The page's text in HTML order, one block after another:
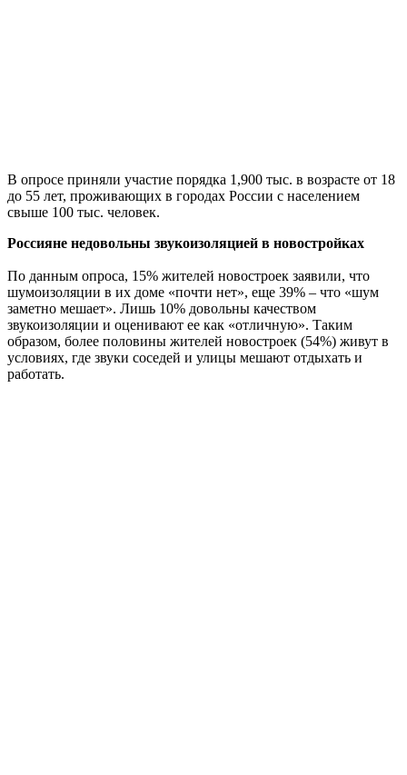
В опросе приняли участие порядка 1,900 тыс. в возрасте от 18
до 55 лет, проживающих в городах России с населением
свыше 100 тыс. человек.
Россияне недовольны звукоизоляцией в новостройках
По данным опроса, 15% жителей новостроек заявили, что
шумоизоляции в их доме «почти нет», еще 39% – что «шум
заметно мешает». Лишь 10% довольны качеством
звукоизоляции и оценивают ее как «отличную». Таким
образом, более половины жителей новостроек (54%) живут в
условиях, где звуки соседей и улицы мешают отдыхать и
работать.